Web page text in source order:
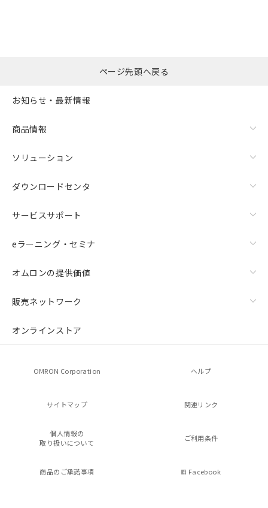
ページ先頭へ戻る
お知らせ・最新情報
商品情報
ソリューション
ダウンロードセンタ
サービスサポート
eラーニング・セミナ
オムロンの提供価値
販売ネットワーク
オンラインストア
OMRON Corporation ヘルプ
サイトマップ 関連リンク
個人情報の
取り扱いについて
ご利用条件
商品のご承諾事項 Facebook